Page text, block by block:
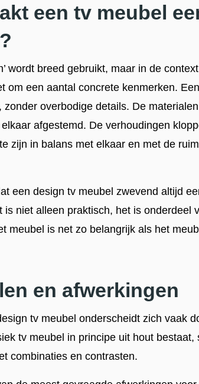
een tv meubel
wordt breed gebruikt, maar in de
om een aantal concrete kenmerken.
zonder overbodige details. De
afgestemd. De verhoudingen
zijn in balans met elkaar en met de
een design tv meubel zwevend altijd
is niet alleen praktisch, het is onderdeel
meubel is net zo belangrijk als het
en afwerkingen
tv meubel onderscheidt zich vaak
tv meubel in principe uit hout bestaat,
combinaties en contrasten.